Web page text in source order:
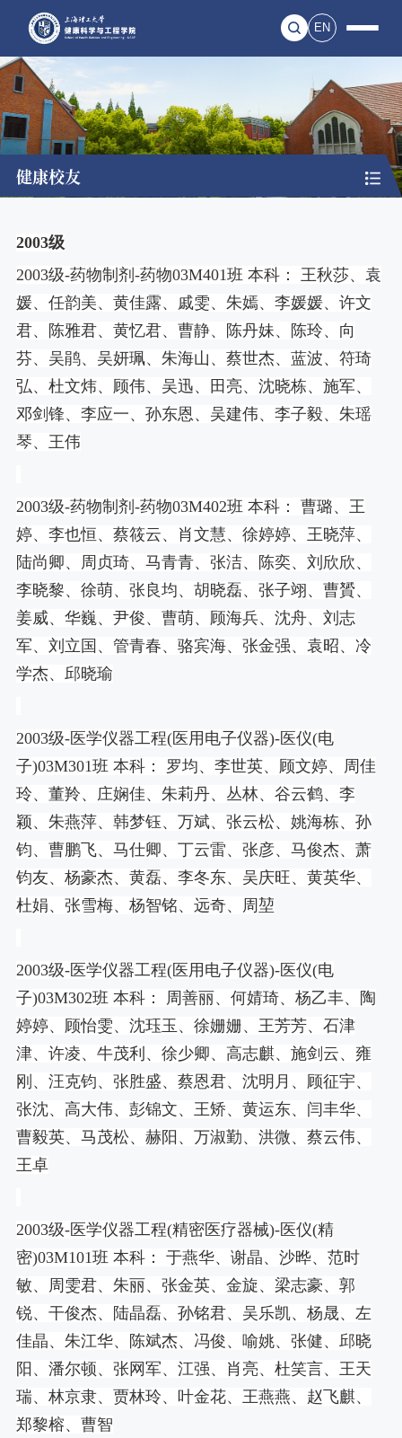
EN
健康校友
2003级
2003级-药物制剂 -药物03M401班 本科： 王秋莎、袁
媛、任韵美、黄佳露、戚雯、朱嫣、李媛媛、许文
君、陈雅君、黄忆君、曹静、陈丹妹、陈玲、向
芬、吴鹃、吴妍珮、朱海山、蔡世杰、蓝波、符琦
弘、杜文炜、顾伟、吴迅、田亮、沈晓栋、施军、
邓剑锋、李应一、孙东恩、吴建伟、李子毅、朱瑶
琴、王伟
2003级-药物制剂 -药物03M402班 本科： 曹璐、王
婷、李也恒、蔡筱云、肖文慧、徐婷婷、王晓萍、
陆尚卿、周贞琦、马青青、张洁、陈奕、刘欣欣、
李晓黎、徐萌、张良均、胡晓磊、张子翊、曹贇、
姜威、华巍、尹俊、曹萌、顾海兵、沈舟、刘志
军、刘立国、管青春、骆宾海、张金强、袁昭、冷
学杰、邱晓瑜
2003级-医学仪器工程(医用电子仪器)-医仪(电
子)03M301班 本科： 罗均、李世英、顾文婷、周佳
玲、董羚、庄娴佳、朱莉丹、丛林、谷云鹤、李
颖、朱燕萍、韩梦钰、万斌、张云松、姚海栋、孙
钧、曹鹏飞、马仕卿、丁云雷、张彦、马俊杰、萧
钧友、杨豪杰、黄磊、李冬东、吴庆旺、黄英华、
杜娟、张雪梅、杨智铭、远奇、周堃
2003级-医学仪器工程(医用电子仪器)-医仪(电
子)03M302班 本科： 周善丽、何婧琦、杨乙丰、陶
婷婷、顾怡雯、沈珏玉、徐姗姗、王芳芳、石津
津、许凌、牛茂利、徐少卿、高志麒、施剑云、雍
刚、汪克钧、张胜盛、蔡恩君、沈明月、顾征宇、
张沈、高大伟、彭锦文、王矫、黄运东、闫丰华、
曹毅英、马茂松、赫阳、万淑勤、洪微、蔡云伟、
王卓
2003级-医学仪器工程(精密医疗器械)-医仪(精
密)03M101班 本科： 于燕华、谢晶、沙晔、范时
敏、周雯君、朱丽、张金英、金旋、梁志豪、郭
锐、干俊杰、陆晶磊、孙铭君、吴乐凯、杨晟、左
佳晶、朱江华、陈斌杰、冯俊、喻姚、张健、邱晓
阳、潘尔顿、张网军、江强、肖亮、杜笑言、王天
瑞、林京隶、贾林玲、叶金花、王燕燕、赵飞麒、
郑黎榕、曹智